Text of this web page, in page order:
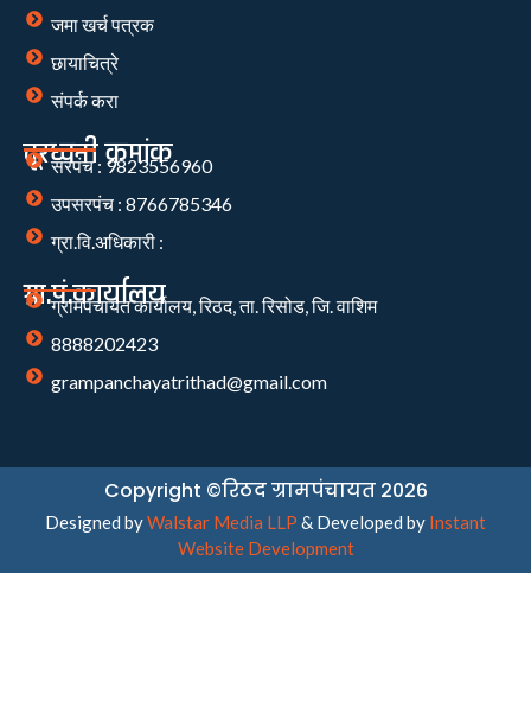
जमा खर्च पत्रक
छायाचित्रे
संपर्क करा
दूरध्वनी क्रमांक
सरपंच : 9823556960
उपसरपंच : 8766785346
ग्रा.वि.अधिकारी :
ग्रा.पं.कार्यालय
ग्रामपंचायत कार्यालय, रिठद, ता. रिसोड, जि. वाशिम
8888202423
grampanchayatrithad@gmail.com
Copyright ©रिठद ग्रामपंचायत 2026
Designed byWalstar Media LLP & Developed by Instant
Website Development